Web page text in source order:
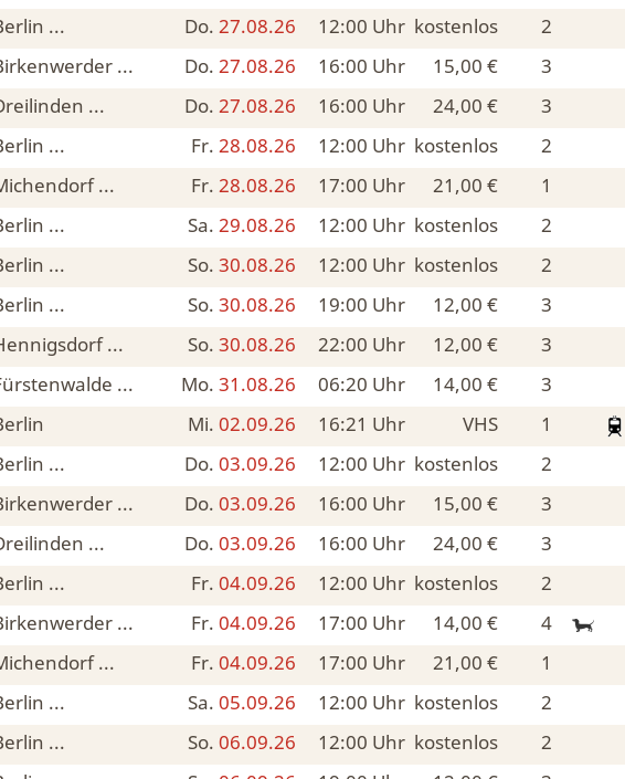
... Do. 27.08.26 12:00 Uhr kostenlos 2
... Do. 27.08.26 16:00 Uhr 15,00 € 3
... Do. 27.08.26 16:00 Uhr 24,00 € 3
... Fr. 28.08.26 12:00 Uhr kostenlos 2
... Fr. 28.08.26 17:00 Uhr 21,00 € 1
... Sa. 29.08.26 12:00 Uhr kostenlos 2
... So. 30.08.26 12:00 Uhr kostenlos 2
... So. 30.08.26 19:00 Uhr 12,00 € 3
... So. 30.08.26 22:00 Uhr 12,00 € 3
... Mo. 31.08.26 06:20 Uhr 14,00 € 3
Mi. 02.09.26 16:21 Uhr VHS 1
... Do. 03.09.26 12:00 Uhr kostenlos 2
... Do. 03.09.26 16:00 Uhr 15,00 € 3
... Do. 03.09.26 16:00 Uhr 24,00 € 3
... Fr. 04.09.26 12:00 Uhr kostenlos 2
... Fr. 04.09.26 17:00 Uhr 14,00 € 4
... Fr. 04.09.26 17:00 Uhr 21,00 € 1
... Sa. 05.09.26 12:00 Uhr kostenlos 2
... So. 06.09.26 12:00 Uhr kostenlos 2